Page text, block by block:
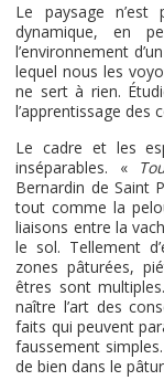
Le paysage
dynamique, en
l’environnement
lequel nous les
ne sert à rien.
l’apprentissage des
Le cadre et les
inséparables. «
Bernardin de Saint
tout comme la
liaisons entre la
le sol. Tellement
zones pâturées,
êtres sont
naître l’art des
faits qui peuvent
faussement
de bien dans le